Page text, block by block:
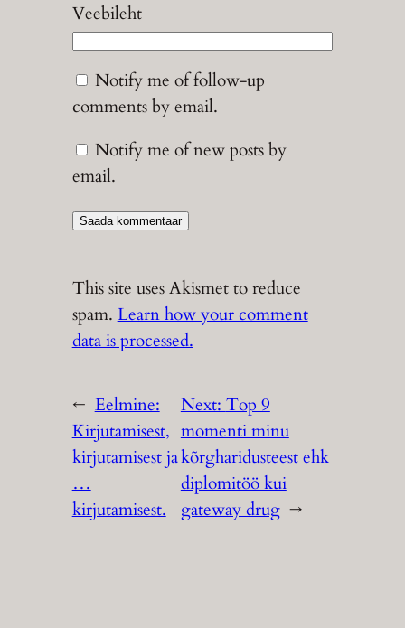
Veebileht
Notify me of follow-up
comments by email.
Notify me of new posts by
email.
This site uses Akismet to reduce
spam.Learn how your comment
data is processed.
← Eelmine:
Kirjutamisest,
kirjutamisest ja
…
kirjutamisest.
Next: Top 9
momenti minu
kõrgharidusteest ehk
diplomitöö kui
gateway drug →